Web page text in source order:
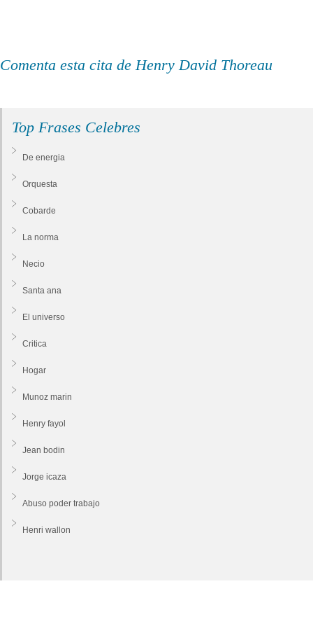
Comenta esta cita de Henry David Thoreau
Top Frases Celebres
De energia
Orquesta
Cobarde
La norma
Necio
Santa ana
El universo
Critica
Hogar
Munoz marin
Henry fayol
Jean bodin
Jorge icaza
Abuso poder trabajo
Henri wallon